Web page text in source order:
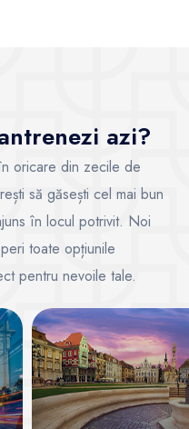
azi?
oricare din zecile de
să găsești cel mai bun
în locul potrivit. Noi
toate opțiunile
pentru nevoile tale.